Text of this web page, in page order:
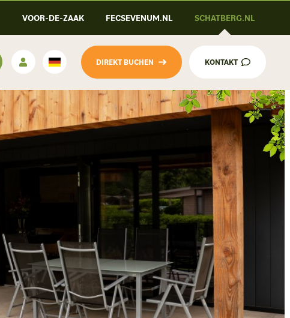
VOOR-DE-ZAAK FECSEVENUM.NL SCHATBERG.NL
Deutsch
DIREKT BUCHEN KONTAKT